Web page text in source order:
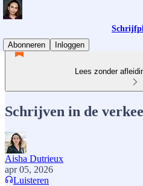
Abonneren
Inloggen
Lees zonder
Schrijven in de
Aisha Dutrieux
apr 05, 2026
Luisteren